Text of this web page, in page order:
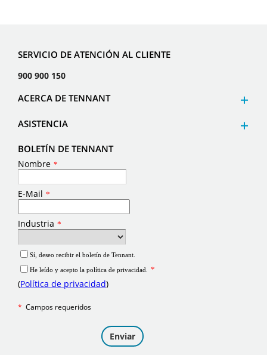
SERVICIO DE ATENCIÓN AL CLIENTE
900 900 150
ACERCA DE TENNANT
ASISTENCIA
BOLETÍN DE TENNANT